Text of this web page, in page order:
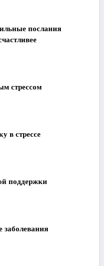
послания
стрессом
в стрессе
поддержки
заболевания